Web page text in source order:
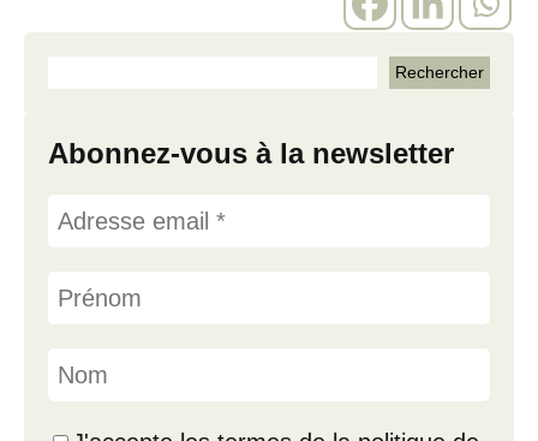
Abonnez-vous à la newsletter